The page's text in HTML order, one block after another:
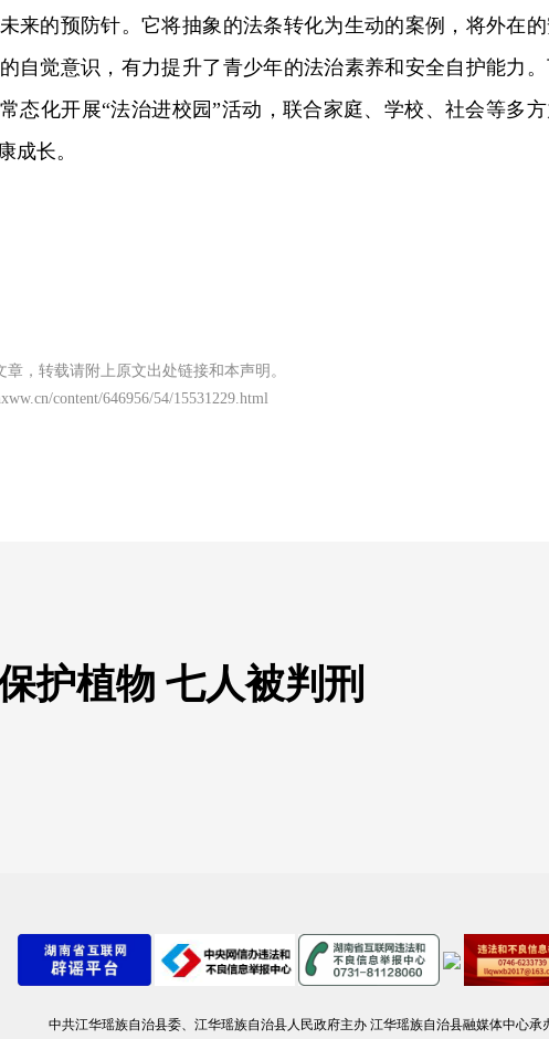
来的预防针。它将抽象的法条转化为生动的案例，将外在
自觉意识，有力提升了青少年的法治素养和安全自护能力
态化开展“法治进校园”活动，联合家庭、学校、社会等多
成长。
章，转载请附上原文出处链接和本声明。
content/646956/54/15531229.html
护植物 七人被判刑
中共江华瑶族自治县委、江华瑶族自治县人民政府主办 江华瑶族自治县融媒体中心承